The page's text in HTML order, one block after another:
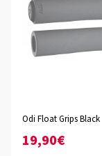
Odi Float Grips Black
19,90€